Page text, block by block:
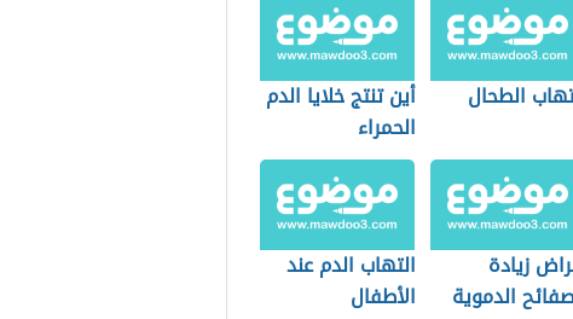
الطحال
أين تنتج خلايا الدم
الحمراء
زيادة
الدموية
التهاب الدم عند
الأطفال